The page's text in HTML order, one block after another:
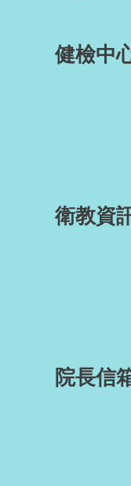
健檢中
衛教資
院長信